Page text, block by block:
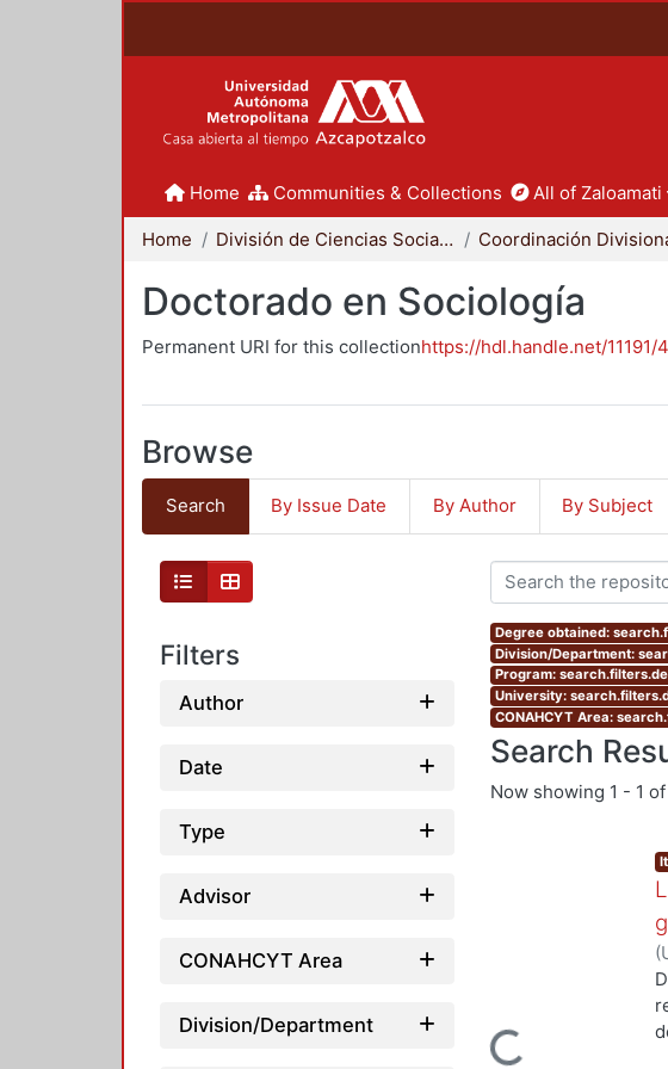
Home Communities & Collections All of Zaloamati
Home División de Ciencias Sociales y Humanidades
Doctorado en Sociología
Permanent URI for this collectionhttps://hdl.handle.net/11191/
Browse
Search By Issue Date By Author By Subject
Filters
Author
Date
Type
Advisor
CONAHCYT Area
Division/Department
Degree obtained:
Division/Department:
Program:
University:
CONAHCYT Area:
Search
Now showing 1 - 1 of
(